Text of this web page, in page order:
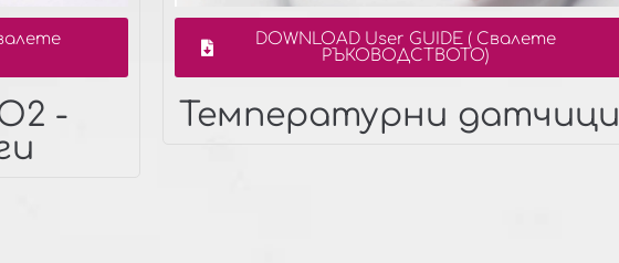
-
DOWNLOAD User GUIDE ( Свалете
РЪКОВОДСТВОТО)
Температурни датчици